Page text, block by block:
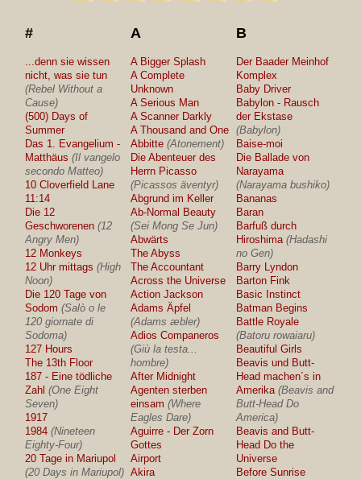
#
...denn sie wissen
nicht, was sie tun
(Rebel Without a
Cause)
(500) Days of
Summer
Das 1. Evangelium -
Matthäus (Il vangelo
secondo Matteo)
10 Cloverfield Lane
11:14
Die 12
Geschworenen (12
Angry Men)
12 Monkeys
12 Uhr mittags (High
Noon)
Die 120 Tage von
Sodom (Salò o le
120 giornate di
Sodoma)
127 Hours
The 13th Floor
187 - Eine tödliche
Zahl (One Eight
Seven)
1917
1984 (Nineteen
Eighty-Four)
20 Tage in Mariupol
(20 Days in Mariupol)
A
A Bigger Splash
A Complete
Unknown
A Serious Man
A Scanner Darkly
A Thousand and One
Abbitte (Atonement)
Die Abenteuer des
Herrn Picasso
(Picassos äventyr)
Abgrund im Keller
Ab-Normal Beauty
(Sei Mong Se Jun)
Abwärts
The Abyss
The Accountant
Across the Universe
Action Jackson
Adams Äpfel
(Adams æbler)
Adios Companeros
(Giù la testa...
hombre)
After Midnight
Agenten sterben
einsam (Where
Eagles Dare)
Aguirre - Der Zorn
Gottes
Airport
Akira
B
Der Baader Meinhof
Komplex
Baby Driver
Babylon - Rausch
der Ekstase
(Babylon)
Baise-moi
Die Ballade von
Narayama
(Narayama bushiko)
Bananas
Baran
Barfuß durch
Hiroshima (Hadashi
no Gen)
Barry Lyndon
Barton Fink
Basic Instinct
Batman Begins
Battle Royale
(Batoru rowaiaru)
Beautiful Girls
Beavis und Butt-
Head machen´s in
Amerika (Beavis and
Butt-Head Do
America)
Beavis and Butt-
Head Do the
Universe
Before Sunrise